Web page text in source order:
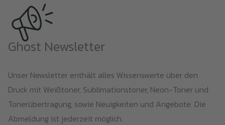
Ghost Newsletter
Unser Newsletter enthält alles Wissenswerte über den
Druck mit Weißtoner, Sublimationstoner, Neon-Toner und
Tonerübertragung, sowie Neuigkeiten und Angebote. Die
Abmeldung ist jederzeit möglich.